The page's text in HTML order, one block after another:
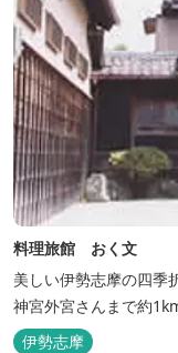
料理旅館 おく文
美しい伊勢志摩の四季
神宮外宮さんまで約1km
伊勢志摩